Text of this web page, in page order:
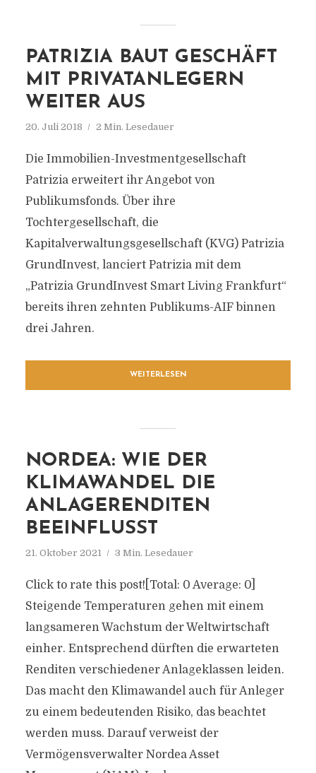
PATRIZIA BAUT GESCHÄFT
MIT PRIVATANLEGERN
WEITER AUS
20. Juli 2018 2 Min. Lesedauer
Die Immobilien-Investmentgesellschaft
Patrizia erweitert ihr Angebot von
Publikumsfonds. Über ihre
Tochtergesellschaft, die
Kapitalverwaltungsgesellschaft (KVG) Patrizia
GrundInvest, lanciert Patrizia mit dem
„Patrizia GrundInvest Smart Living Frankfurt“
bereits ihren zehnten Publikums-AIF binnen
drei Jahren.
WEITERLESEN
NORDEA: WIE DER
KLIMAWANDEL DIE
ANLAGERENDITEN
BEEINFLUSST
21. Oktober 2021 3 Min. Lesedauer
Click to rate this post![Total: 0 Average: 0]
Steigende Temperaturen gehen mit einem
langsameren Wachstum der Weltwirtschaft
einher. Entsprechend dürften die erwarteten
Renditen verschiedener Anlageklassen leiden.
Das macht den Klimawandel auch für Anleger
zu einem bedeutenden Risiko, das beachtet
werden muss. Darauf verweist der
Vermögensverwalter Nordea Asset